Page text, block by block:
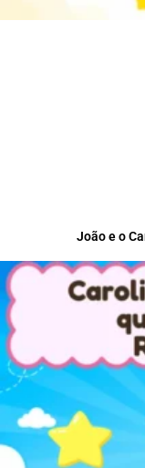
João e o